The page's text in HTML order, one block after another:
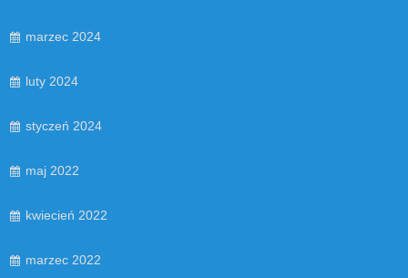
marzec 2024
luty 2024
styczeń 2024
maj 2022
kwiecień 2022
marzec 2022